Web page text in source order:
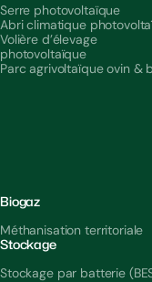
Serre photovoltaïque
Abri climatique
Volière d’élevage
photovoltaïque
Parc agrivoltaïque ovin &
Biogaz
Méthanisation territoriale
Stockage
Stockage par batterie